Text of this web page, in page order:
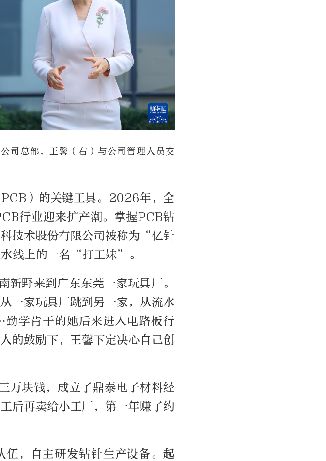
司总部，王馨（右）与公司管理人员交
）的关键工具。2026年，全
行业迎来扩产潮。掌握PCB钻
技术股份有限公司被称为“亿针
线上的一名“打工妹”。
野来到广东东莞一家玩具厂。
一家玩具厂跳到另一家，从流水
学肯干的她后来进入电路板行
的鼓励下，王馨下定决心自己创
万块钱，成立了鼎泰电子材料经
后再卖给小工厂，第一年赚了约
伍，自主研发钻针生产设备。起